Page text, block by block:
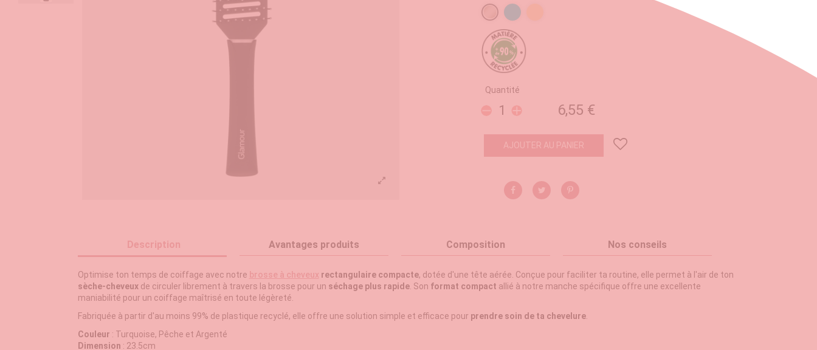
Argent Turquoise
Quantité
6,55 €
AJOUTER AU PANIER
Description Avantages produits Composition Nos conseils
Optimise ton temps de coiffage avec notre brosse à cheveux rectangulaire compacte, dotée d'une tête aérée. Conçue pour faciliter ta routine, elle permet à l'air de ton
sèche-cheveuxde circuler librement à travers la brosse pour un séchage plus rapide. Son format compact allié à notre manche spécifique offre une excellente
maniabilité pour un coiffage maîtrisé en toute légèreté.
Fabriquée à partir d'au moins 99% de plastique recyclé, elle offre une solution simple et efficace pour prendre soin de ta chevelure.
Couleur : Turquoise, Pêche et Argenté
Dimension : 23.5cm